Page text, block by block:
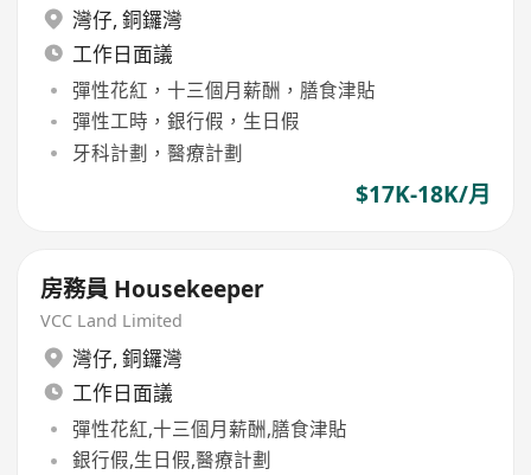
灣仔, 銅鑼灣
工作日面議
彈性花紅，十三個月薪酬，膳食津貼
彈性工時，銀行假，生日假
牙科計劃，醫療計劃
$17K-18K/月
房務員 Housekeeper
VCC Land Limited
灣仔, 銅鑼灣
工作日面議
彈性花紅,十三個月薪酬,膳食津貼
銀行假,生日假,醫療計劃